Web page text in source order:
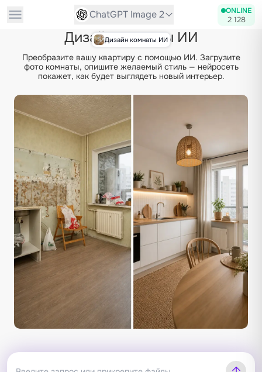
ChatGPT Image 2 ONLINE
2 128
Дизайн комнаты ИИ
Дизайн комнаты ИИ
Преобразите вашу квартиру с помощью ИИ. Загрузите
фото комнаты, опишите желаемый стиль — нейросеть
покажет, как будет выглядеть новый интерьер.